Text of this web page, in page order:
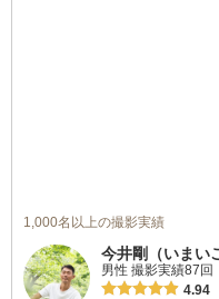
1,000名以上の撮影実績
今井剛（いまい
男性 撮影実績87回
4.94